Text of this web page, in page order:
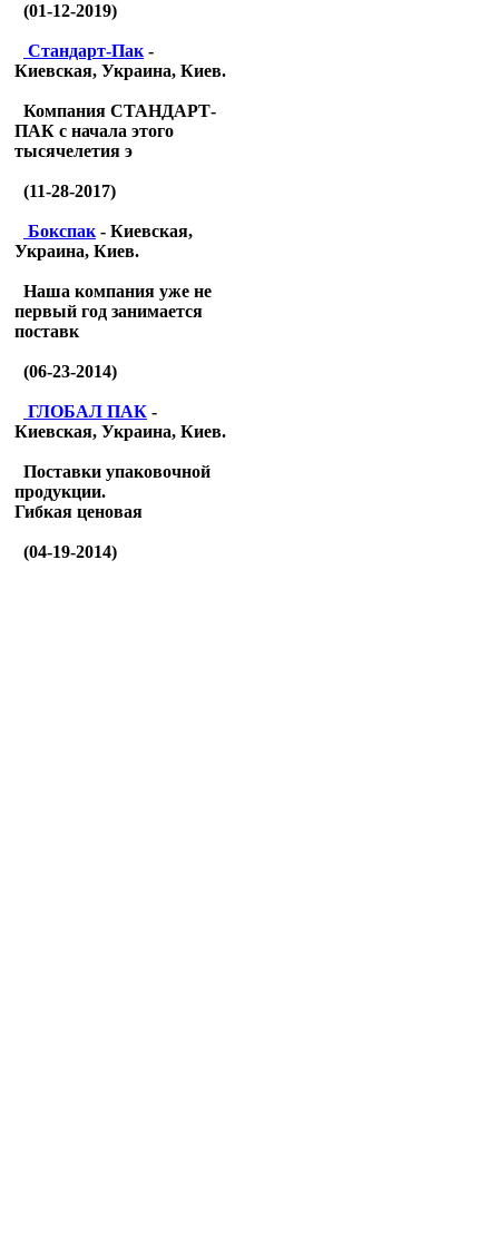
(01-12-2019)
Стандарт-Пак -
Киевская, Украина, Киев.
Компания СТАНДАРТ-
ПАК с начала этого
тысячелетия э
(11-28-2017)
Бокспак - Киевская,
Украина, Киев.
Наша компания уже не
первый год занимается
поставк
(06-23-2014)
ГЛОБАЛ ПАК -
Киевская, Украина, Киев.
Поставки упаковочной
продукции.
Гибкая ценовая
(04-19-2014)